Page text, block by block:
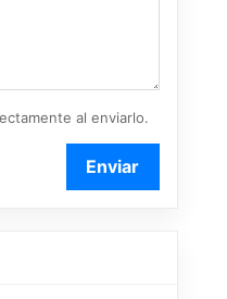
al enviarlo.
Enviar